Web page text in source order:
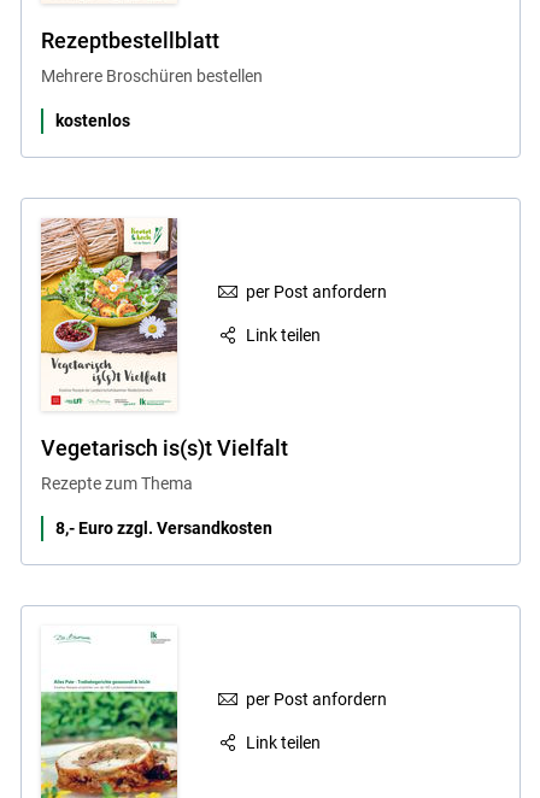
Rezeptbestellblatt
Mehrere Broschüren bestellen
kostenlos
per Post anfordern
Link teilen
Vegetarisch is(s)t Vielfalt
Rezepte zum Thema
8,- Euro zzgl. Versandkosten
per Post anfordern
Link teilen